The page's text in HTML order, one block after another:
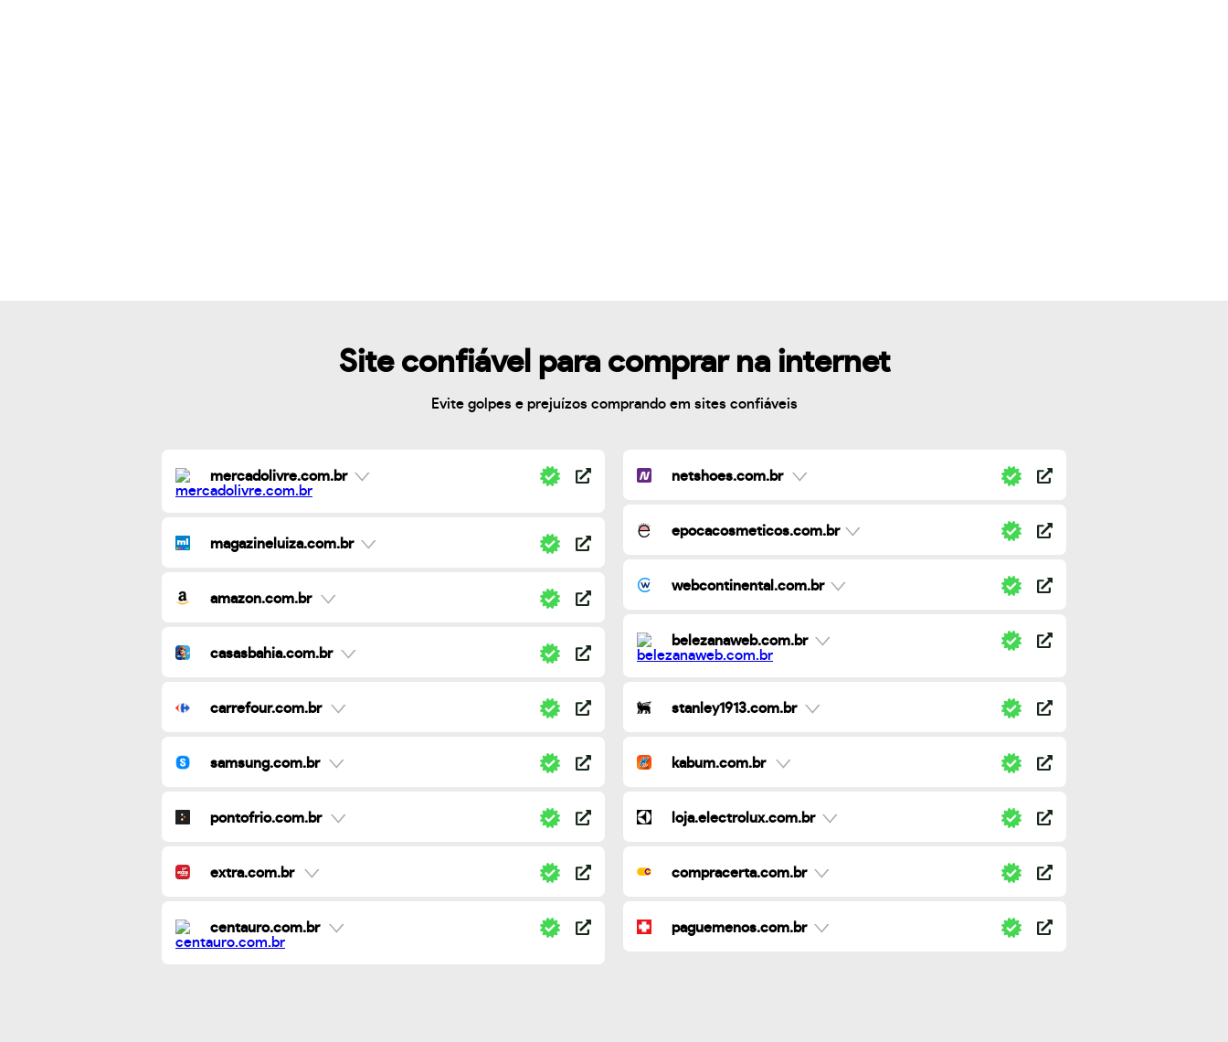
Site confiável para comprar na internet
Evite golpes e prejuízos comprando em sites confiáveis
mercadolivre.com.br
magazineluiza.com.br
amazon.com.br
casasbahia.com.br
carrefour.com.br
samsung.com.br
pontofrio.com.br
extra.com.br
centauro.com.br
netshoes.com.br
epocacosmeticos.com.br
webcontinental.com.br
belezanaweb.com.br
stanley1913.com.br
kabum.com.br
loja.electrolux.com.br
compracerta.com.br
paguemenos.com.br